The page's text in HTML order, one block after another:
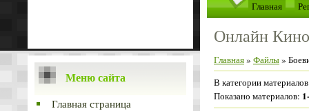
Меню сайта
Главная страница
Главная
Онлайн
Главная» Файлы»
В категории материалов
Показано материалов: